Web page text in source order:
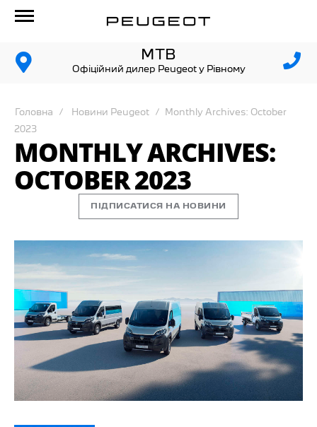
МТВ
Офіційний дилер Peugeot у Рівному
Головна Новини Peugeot Monthly Archives: October
2023
MONTHLY ARCHIVES:
OCTOBER 2023
ПІДПИСАТИСЯ НА НОВИНИ